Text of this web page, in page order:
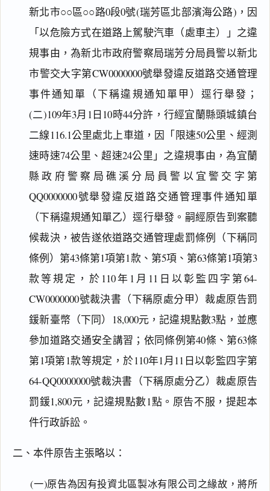
新北市○○區○○路0段0號(瑞芳區北部濱海公路)，因
「以危險方式在道路上駕駛汽車（處車主）」之違
規事由，為新北市政府警察局瑞芳分局員警以新北
市警交大字第CW0000000號舉發違反道路交通管理
事件通知單（下稱違規通知單甲）逕行舉發；
(二)109年3月1日10時44分許，行經宜蘭縣頭城鎮台
二線116.1公里處北上車道，因「限速50公里、經測
速時速74公里、超速24公里」之違規事由，為宜蘭
縣政府警察局礁溪分局員警以宜警交字第
QQ0000000號舉發違反道路交通管理事件通知單
（下稱違規通知單乙）逕行舉發。嗣經原告到案聽
候裁決，被告遂依道路交通管理處罰條例（下稱同
條例）第43條第1項第1款、第5項、第63條第1項第3
款等規定，於110年1月11日以彰監四字第64-
CW0000000號裁決書（下稱原處分甲）裁處原告罰
鍰新臺幣（下同）18,000元，記違規點數3點，並應
參加道路交通安全講習；依同條例第40條、第63條
第1項第1款等規定，於110年1月11日以彰監四字第
64-QQ0000000號裁決書（下稱原處分乙）裁處原告
罰鍰1,800元，記違規點數1點。原告不服，提起本
件行政訴訟。
二、本件原告主張略以：
(一)原告為因有投資北區製冰有限公司之緣故，將所